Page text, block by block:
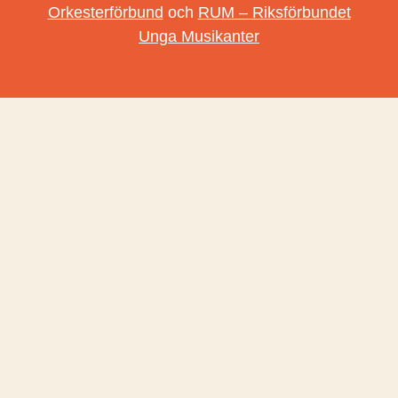
Orkesterförbund och RUM – Riksförbundet
Unga Musikanter